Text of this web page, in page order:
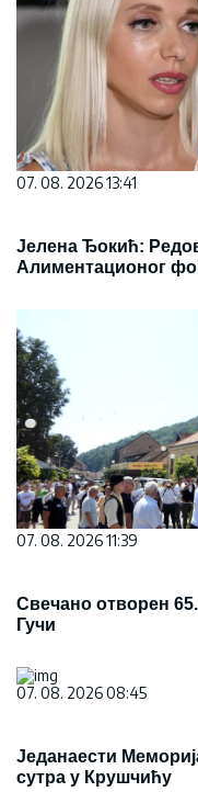
07. 08. 2026 13:41
Јелена Ђокић:
Алиментационог
07. 08. 2026 11:39
Свечано отворен
Гучи
07. 08. 2026 08:45
Једанаести
сутра у Крушчићу